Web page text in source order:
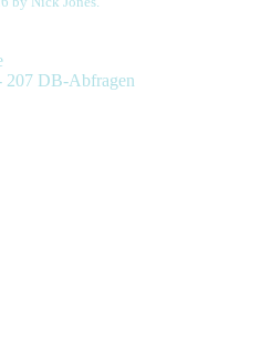
207 DB-Abfragen